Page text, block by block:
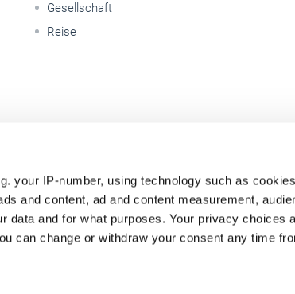
your IP-number, using technology such as
and content, ad and content measurement,
and for what purposes. Your privacy choices
can change or withdraw your consent any time
Gesellschaft
Reise